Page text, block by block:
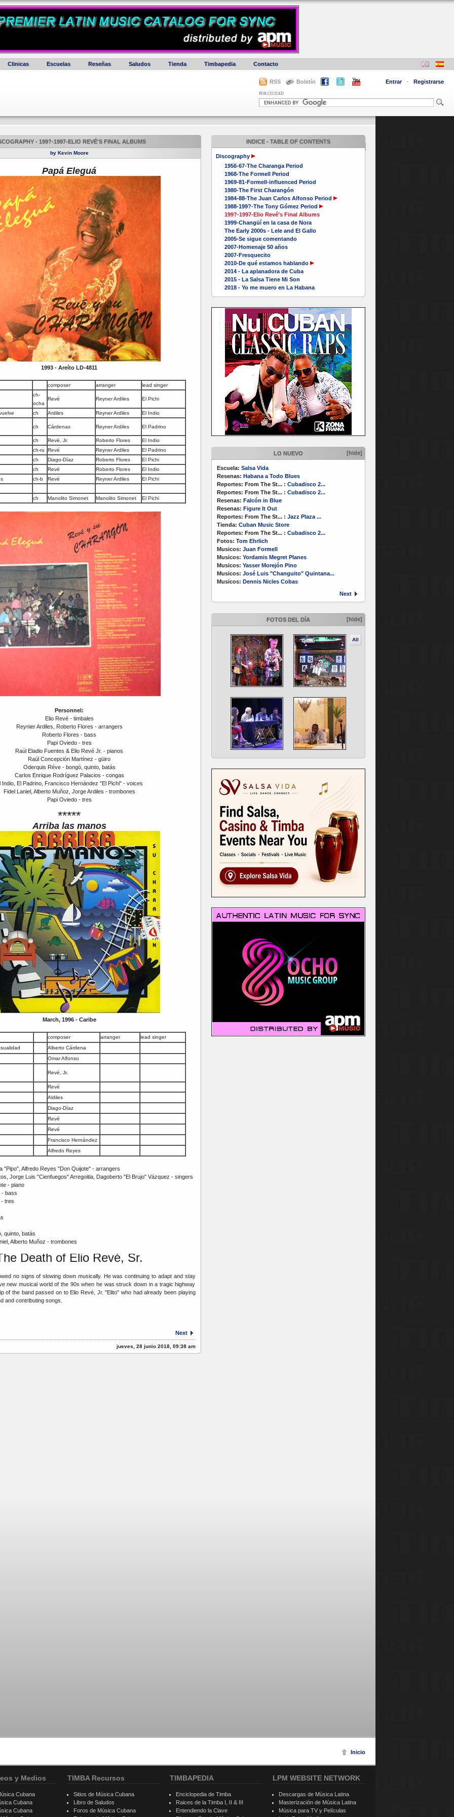
Clinicas Escuelas Reseñas Saludos Tienda Timbapedia Contacto
RSS Boletín Entrar · Registrarse
POR CIUDAD
INDICE - TABLE OF CONTENTS
Discography
1956-67-The Charanga Period
1968-The Formell Period
1969-81-Formell-influenced Period
1980-The First Charangón
1984-88-The Juan Carlos Alfonso Period
1988-199?-The Tony Gómez Period
199?-1997-Elio Revé's Final Albums
1999-Changüí en la casa de Nora
The Early 2000s - Lele and El Gallo
2005-Se sigue comentando
2007-Homenaje 50 años
2007-Fresquecito
2010-De qué estamos hablando
2014 - La aplanadora de Cuba
2015 - La Salsa Tiene Mi Son
2018 - Yo me muero en La Habana
LO NUEVO [hide]
Escuela: Salsa Vida
Resenas: Habana a Todo Blues
Reportes: From The St... : Cubadisco 2...
Reportes: From The St... : Cubadisco 2...
Resenas: Falcón in Blue
Resenas: Figure It Out
Reportes: From The St... : Jazz Plaza ...
Tienda: Cuban Music Store
Reportes: From The St... : Cubadisco 2...
Fotos: Tom Ehrlich
Musicos: Juan Formell
Musicos: Yordamis Megret Planes
Musicos: Yasser Morejón Pino
Musicos: José Luis "Changuito" Quintana...
Musicos: Dennis Nicles Cobas
Next
FOTOS DEL DÍA [hide]
All
- 199?-1997-ELIO REVÉ'S FINAL ALBUMS
by Kevin Moore
Papá Eleguá
1993 - Areíto LD-4811
composer arranger
lead singer
ch-
ocha
Revé Reyner Ardiles El Pichi
ch Ardiles Reyner Ardiles El Indio
ch Cárdenas Reyner Ardiles El Padrino
ch Revé, Jr. Roberto Flores
El Indio
ch-ru
Revé Reyner Ardiles
El Padrino
ch
Diago-Díaz Roberto Flores
El Pichi
ch
Revé Roberto Flores
El Indio
ch-b Revé Reyner Ardiles El Pichi
ch Manolito Simonet Manolito Simonet El Pichi
Personnel:
Elio Revé - timbales
Reynier Ardiles, Roberto Flores - arrangers
Roberto Flores - bass
Papi Oviedo - tres
Raúl Eladio Fuentes & Elio Revé Jr. - pianos
Raúl Concepción Martínez - güiro
Oderquis Réve - bongó, quinto, batás
Carlos Enrique Rodríguez Palacios - congas
Indio, El Padrino, Francisco Hernández "El Pichi" - voices
Fidel Laniel, Alberto Muñoz, Jorge Ardiles - trombones
Papi Oviedo - tres
*****
Arriba las manos
March, 1996 - Caribe
composer arranger
lead singer
Alberto Cárdena
Omar Alfonso
Revé, Jr.
Revé
Aldiles
Diago-Díaz
Revé
Revé
Francisco Hernández
Alfredo Reyes
"Pipo", Alfredo Reyes "Don Quijote" - arrangers
Jorge Luis "Cienfuegos" Arregoitia, Dagoberto "El Brujo" Vázquez - singers
- piano
- bass
tres
quinto, batás
Alberto Muñoz - trombones
Death of Elio Revé, Sr.
no signs of slowing down musically. He was continuing to adapt and stay
new musical world of the 90s when he was struck down in a tragic highway
of the band passed on to Elio Revé, Jr. "Elito" who had already been playing
and contributing songs.
Next
jueves, 28 junio 2018, 09:38 am
Inicio
y Medios
Cubana
Cubana
Cubana
TIMBA Recursos
Sitios de Música Cubana
Libro de Saludos
Foros de Música Cubana
TIMBAPEDIA
Enciclopedia de Timba
Raices de la Timba I, II & III
Entendiendo la Clave
LPM WEBSITE NETWORK
Descargas de Música Latina
Masterización de Música Latina
Música para TV y Películas